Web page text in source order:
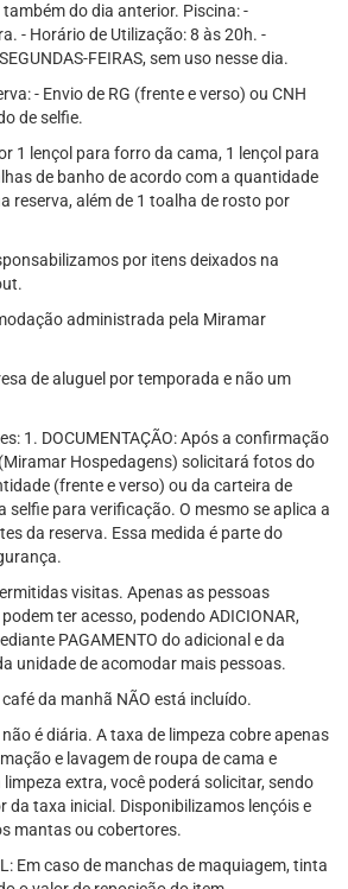
do dia anterior. Piscina: -
- Horário de Utilização: 8 às 20h. -
FEIRAS, sem uso nesse dia.
- Envio de RG (frente e verso) ou CNH
de selfie.
1 lençol para forro da cama, 1 lençol para
de banho de acordo com a quantidade
reserva, além de 1 toalha de rosto por
por itens deixados na
administrada pela Miramar
de aluguel por temporada e não um
1. DOCUMENTAÇÃO: Após a confirmação
Hospedagens) solicitará fotos do
(frente e verso) ou da carteira de
selfie para verificação. O mesmo se aplica a
da reserva. Essa medida é parte do
visitas. Apenas as pessoas
ter acesso, podendo ADICIONAR,
PAGAMENTO do adicional e da
unidade de acomodar mais pessoas.
café da manhã NÃO está incluído.
é diária. A taxa de limpeza cobre apenas
e lavagem de roupa de cama e
limpeza extra, você poderá solicitar, sendo
da taxa inicial. Disponibilizamos lençóis e
mantas ou cobertores.
Em caso de manchas de maquiagem, tinta